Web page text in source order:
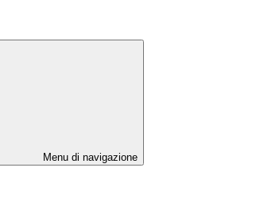
Menu di navigazione